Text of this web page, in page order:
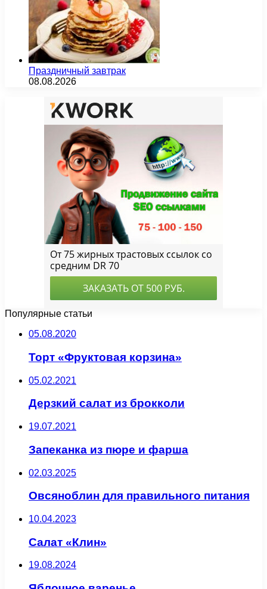
Праздничный завтрак
08.08.2026
Популярные статьи
05.08.2020
Торт «Фруктовая корзина»
05.02.2021
Дерзкий салат из брокколи
19.07.2021
Запеканка из пюре и фарша
02.03.2025
Овсяноблин для правильного питания
10.04.2023
Салат «Клин»
19.08.2024